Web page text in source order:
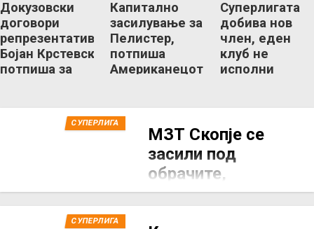
Докузовски
договори
репрезентативец,
Бојан Крстевски
потпиша за
Капитално
засилување за
Пелистер,
потпиша
Американецот
Суперлигата
добива нов
член, еден
клуб не
исполни
СУПЕРЛИГА
МЗТ Скопје се
засили под
обрачите,
потпиша со
СУПЕРЛИГА